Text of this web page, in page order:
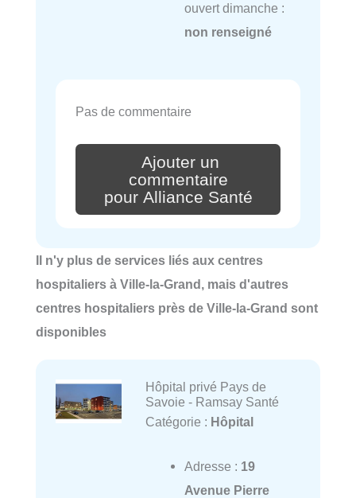
ouvert dimanche :
non renseigné
Pas de commentaire
Ajouter un
commentaire
pour Alliance Santé
Il n'y plus de services liés aux centres
hospitaliers à Ville-la-Grand, mais d'autres
centres hospitaliers près de Ville-la-Grand sont
disponibles
Hôpital privé Pays de
Savoie - Ramsay Santé
Catégorie : Hôpital
Adresse : 19
Avenue Pierre